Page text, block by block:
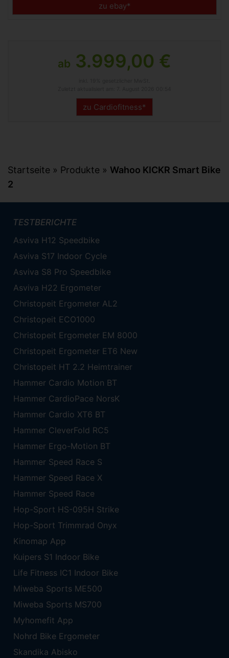
zu ebay*
ab 3.999,00 €
zu Cardiofitness*
Startseite » Produkte » Wahoo KICKR Smart Bike
2
TESTBERICHTE
Asviva H12 Speedbike
Asviva S17 Indoor Cycle
Asviva S8 Pro Speedbike
Asviva H22 Ergometer
Christopeit Ergometer AL2
Christopeit ECO1000
Christopeit Ergometer EM 8000
Christopeit Ergometer ET6 New
Christopeit HT 2.2 Heimtrainer
Hammer Cardio Motion BT
Hammer CardioPace NorsK
Hammer Cardio XT6 BT
Hammer CleverFold RC5
Hammer Ergo-Motion BT
Hammer Speed Race S
Hammer Speed Race X
Hammer Speed Race
Hop-Sport HS-095H Strike
Hop-Sport Trimmrad Onyx
Kinomap App
Kuipers S1 Indoor Bike
Life Fitness IC1 Indoor Bike
Miweba Sports ME500
Miweba Sports MS700
Myhomefit App
Nohrd Bike Ergometer
Skandika Abisko